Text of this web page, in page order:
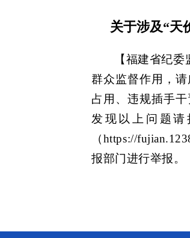
关于涉及“天
【福建省纪
群众监督作用，
占用、违规插手
发现以上问题请
（https://
报部门进行举报。